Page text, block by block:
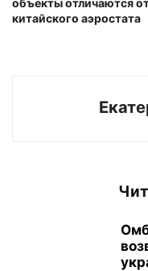
объекты отличаются
китайского аэростата